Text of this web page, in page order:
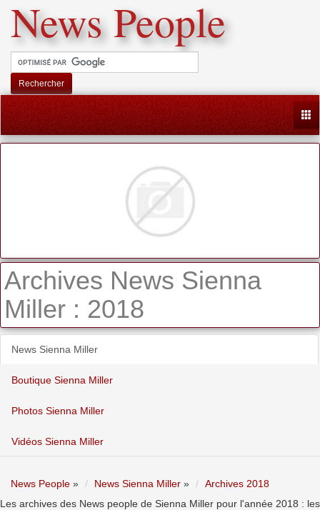
News People
Rechercher
Archives News Sienna
Miller : 2018
News Sienna Miller
Boutique Sienna Miller
Photos Sienna Miller
Vidéos Sienna Miller
News People » News Sienna Miller »
Archives 2018
Les archives des News people de Sienna Miller pour l'année 2018 : les